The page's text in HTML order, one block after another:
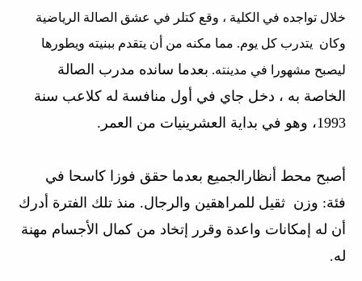
خلال تواجده في الكلية ، وقع كتلر في عشق الصالة الرياضية
وكان يتدرب كل يوم. مما مكنه من أن يتقدم ببنيته ويطورها
ليصبح مشهورا في مدينته. بعدما سانده مدرب الصالة
الخاصة به ، دخل جاي في أول منافسة له كلاعب سنة
1993، وهو في بداية العشرينيات من العمر.
أصبح محط أنظارالجميع بعدما حقق فوزا كاسحا في
فئة: وزن ثقيل للمراهقين والرجال. منذ تلك الفترة أدرك
أن له إمكانات واعدة وقرر إتخاد من كمال الأجسام مهنة
له.